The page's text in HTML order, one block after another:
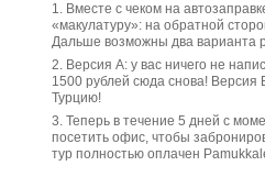
Вместе с чеком на
«макулатуру»: на обратной
Дальше возможны два варианта
Версия А: у вас ничего не
1500 рублей сюда снова!
Турцию!
Теперь в течение 5 дней с
посетить офис, чтобы
тур полностью оплачен